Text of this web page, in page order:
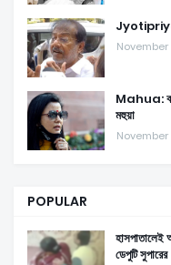
Jyotipriya:
Mahua:
মহুয়া
POPULAR
হাসপাতালেই
ডেপুটি সুপারের